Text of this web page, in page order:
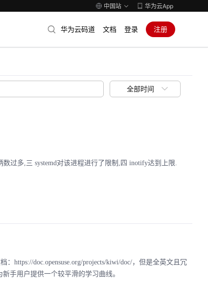
中国站 华为云App
华为云码道 文档 登录 注册
全部时间
过多,三 systemd对该进程进行了限制,四 inotify达到上限.
https://doc.opensuse.org/projects/kiwi/doc/，但是全英文且冗
手用户提供一个较平滑的学习曲线。